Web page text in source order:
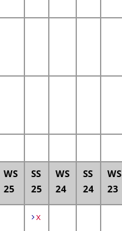
WS
25
SS
25
WS
24
SS
24
WS
23
x